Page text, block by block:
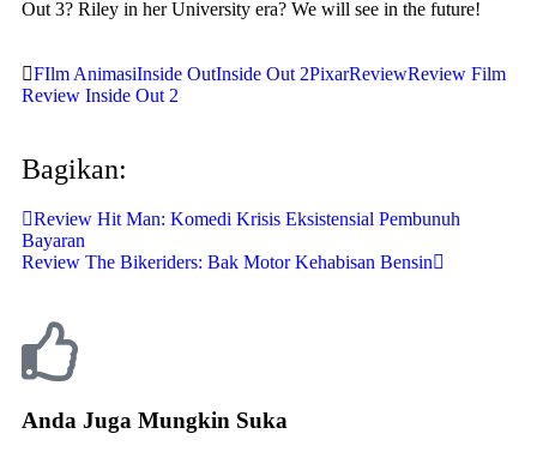
Out 3? Riley in her University era? We will see in the future!
FIlm AnimasiInside OutInside Out 2PixarReviewReview Film
Review Inside Out 2
Bagikan:
Review Hit Man: Komedi Krisis Eksistensial Pembunuh
Bayaran
Review The Bikeriders: Bak Motor Kehabisan Bensin
Anda Juga Mungkin Suka